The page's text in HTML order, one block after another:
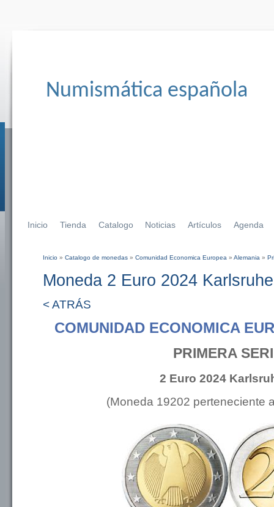
Numismática española
Inicio Tienda Catalogo Noticias Artículos Agenda
Inicio » Catalogo de monedas » Comunidad Economica Europea » Alemania »
Moneda 2 Euro 2024
< ATRÁS
COMUNIDAD ECONOMICA
PRIMERA
2 Euro 2024
(Moneda 19202 perteneciente